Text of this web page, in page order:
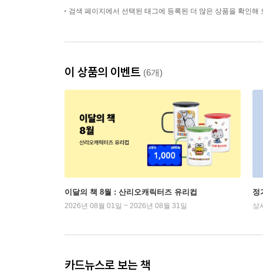
검색 페이지에서 선택된 태그에 등록된 더 많은 상품을 확인해
이 상품의 이벤트 (6개)
이달의 책 8월 : 산리오캐릭터즈 유리컵
2026년 08월 01일 ~ 2026년 08월 31일
정
상
카드뉴스로 보는 책